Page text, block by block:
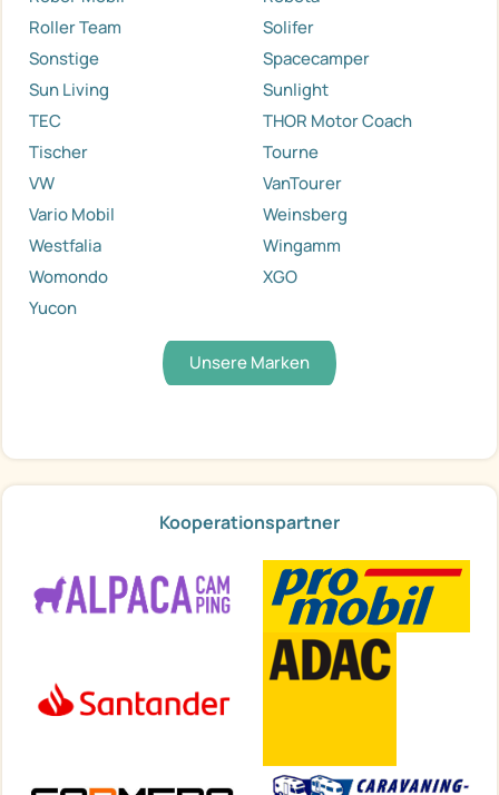
Roller Team
Solifer
Sonstige
Spacecamper
Sun Living
Sunlight
TEC
THOR Motor Coach
Tischer
Tourne
VW
VanTourer
Vario Mobil
Weinsberg
Westfalia
Wingamm
Womondo
XGO
Yucon
Unsere Marken
Kooperationspartner